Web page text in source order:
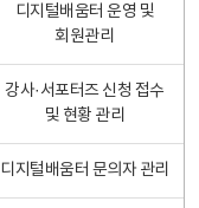
디지털배움터 운영 및
회원관리
강사·서포터즈 신청 접수
및 현황 관리
디지털배움터 문의자 관리